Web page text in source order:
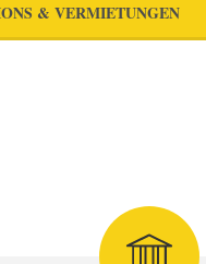
& VERMIETUNGEN